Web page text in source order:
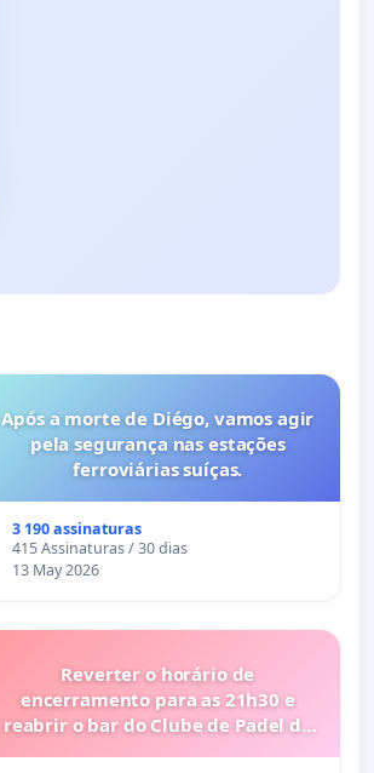
Após a morte de Diégo, vamos agir
pela segurança nas estações
ferroviárias suíças.
3 190 assinaturas
415 Assinaturas / 30 dias
13 May 2026
Reverter o horário de
encerramento para as 21h30 e
reabrir o bar do Clube de Padel de